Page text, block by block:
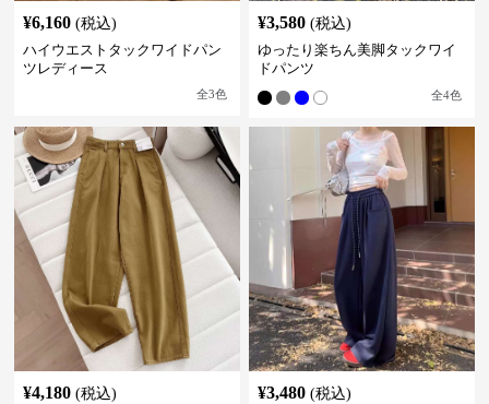
¥6,160 (税込)
ハイウエストタックワイドパン
ツレディース
全3色
¥3,580 (税込)
ゆったり楽ちん美脚タックワイ
ドパンツ
全4色
¥4,180 (税込) ¥3,480 (税込)